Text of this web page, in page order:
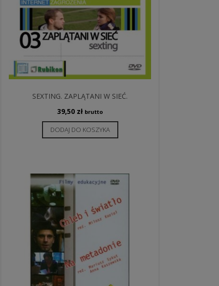
SEXTING. ZAPLĄTANI W SIEĆ.
39,50 zł brutto
DODAJ DO KOSZYKA